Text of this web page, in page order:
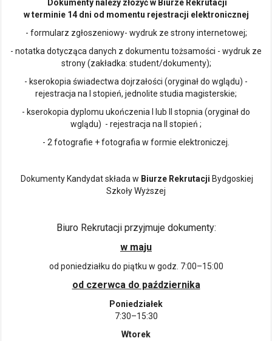
Dokumenty należy złożyć w Biurze Rekrutacji
w terminie 14 dni od momentu rejestracji elektronicznej
- formularz zgłoszeniowy- wydruk ze strony internetowej;
- notatka dotycząca danych z dokumentu tożsamości - wydruk ze
strony (zakładka: student/dokumenty);
- kserokopia świadectwa dojrzałości (oryginał do wglądu) -
rejestracja na I stopień, jednolite studia magisterskie;
- kserokopia dyplomu ukończenia I lub II stopnia (oryginał do
wglądu) - rejestracja na II stopień ;
- 2 fotografie + fotografia w formie elektroniczej.
Dokumenty Kandydat składa w Biurze Rekrutacji Bydgoskiej
Szkoły Wyższej
Biuro Rekrutacji przyjmuje dokumenty:
w maju
od poniedziałku do piątku w godz. 7:00–15:00
od czerwca do października
Poniedziałek
7:30–15:30
Wtorek